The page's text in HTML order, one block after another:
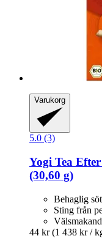
Varukorg
5.0 (3)
Yogi Tea
(30,60 g)
Behaglig
Sting från
44 kr (1 438 kr /